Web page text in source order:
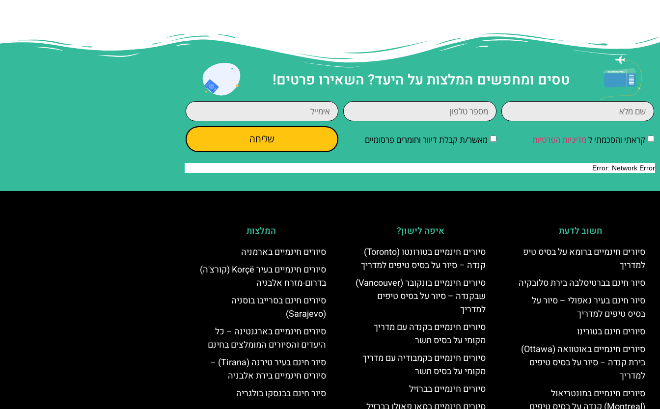
טסים ומחפשים המלצות על היעד? השאירו פרטים!
קראתי והסכמתי ל מדיניות הפרטיות מאשר/ת קבלת דיוור וחומרים פרסומיים שליחה
חשוב לדעת
סיורים חינמיים ברומא על בסיס טיפ
למדריך
סיור חינם בברטיסלבה בירת סלובקיה
סיור חינם בעיר נאפולי – סיור על
בסיס טיפים למדריך
סיורים חינם בטורינו
סיורים חינמיים באוטוואה (Ottawa)
בירת קנדה – סיור על בסיס טיפים
למדריך
סיורים חינמיים במונטריאול
איפה לישון?
סיורים חינמיים בטורונטו (Toronto)
קנדה – סיור על בסיס טיפים למדריך
סיורים חינמיים בונקובר (Vancouver)
שבקנדה – סיור על בסיס טיפים
למדריך
סיורים חינמיים בקנדה עם מדריך
מקומי על בסיס תשר
סיורים חינמיים בקמבודיה עם מדריך
מקומי על בסיס תשר
סיורים חינמיים בברזיל
המלצות
סיורים חינמיים בארמניה
סיורים חינמיים בעיר Korçë (קורצ'ה)
בדרום-מזרח אלבניה
סיורים חינם בסרייבו בוסניה
(Sarajevo)
סיורים חינמיים בארגנטינה – כל
היעדים והסיורים המומלצים בחינם
סיור חינם בעיר טירנה (Tirana) –
סיורים חינמיים בירת אלבניה
סיור חינם בבנסקו בולגריה